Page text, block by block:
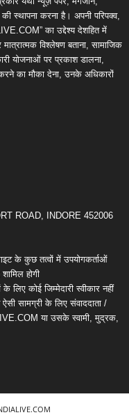
स्थापना करना है। अपनी परिपक्व,
का उद्देश्य देशहित में
विश्लेषण बताना, सामाजिक
योजनाओं पर प्रकाश डालना,
का मौका देना, उनके अधिकारों
ROAD, INDORE 452006
के कुछ तत्वों में उपयोगकर्ताओं
होगी
कोई जिम्मेदारी स्वीकार नहीं
सामग्री के लिए संवाददाता /
या उसके स्वामी, मुद्रक,